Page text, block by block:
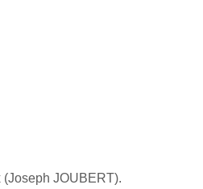
(Joseph JOUBERT).